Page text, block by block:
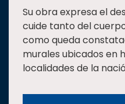
Su obra expresa el
cuide tanto del
como queda
murales ubicados en
localidades de la